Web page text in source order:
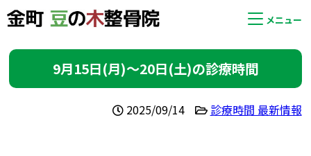
メニュー
9月15日(月)〜20日(土)の診療時間
2025/09/14 診療時間 最新情報